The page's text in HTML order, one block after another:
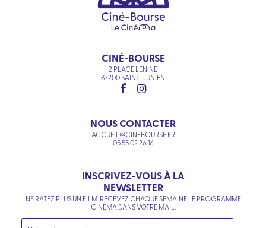
CINÉ-BOURSE
2 PLACE LÉNINE
87200 SAINT-JUNIEN
NOUS CONTACTER
ACCUEIL@CINEBOURSE.FR
05 55 02 26 16
INSCRIVEZ-VOUS À LA
NEWSLETTER
NE RATEZ PLUS UN FILM. RECEVEZ CHAQUE SEMAINE LE PROGRAMME
CINÉMA DANS VOTRE MAIL.